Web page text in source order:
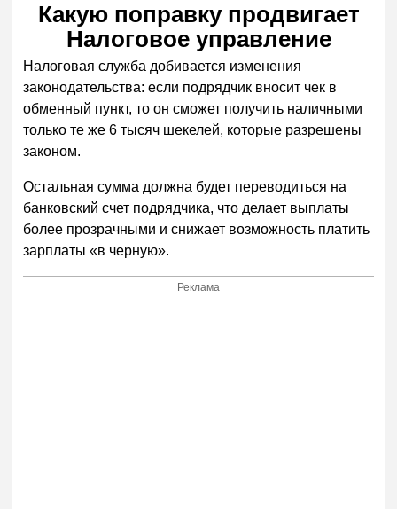
Какую поправку продвигает
Налоговое управление
Налоговая служба добивается изменения
законодательства: если подрядчик вносит чек в
обменный пункт, то он сможет получить наличными
только те же 6 тысяч шекелей, которые разрешены
законом.
Остальная сумма должна будет переводиться на
банковский счет подрядчика, что делает выплаты
более прозрачными и снижает возможность платить
зарплаты «в черную».
Реклама